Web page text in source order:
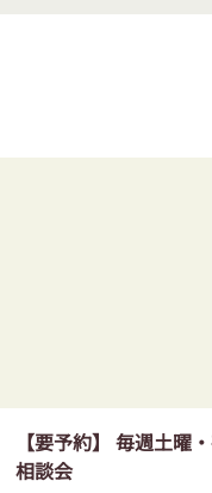
【要予約】 毎週土曜
相談会